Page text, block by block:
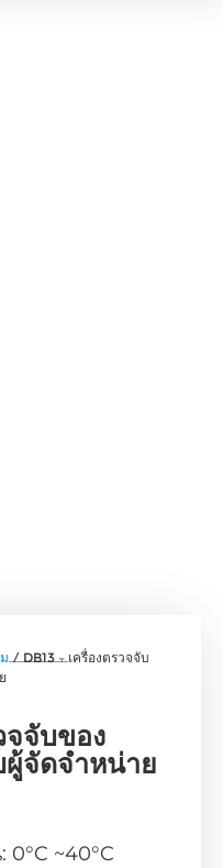
/ DB13 – เครื่องตรวจจับ
จจับของ
จัดจำหน่าย
0°C ~40°C